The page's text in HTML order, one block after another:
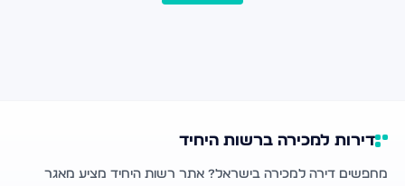
דירות למכירה ברשות היחיד
מחפשים דירה למכירה בישראל? אתר רשות היחיד מציע מאגר